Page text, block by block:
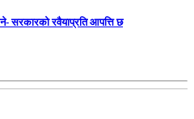
सरकारको रवैयाप्रति आपत्ति छ